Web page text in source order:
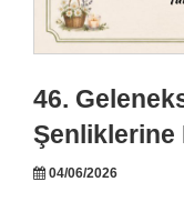
46.
Şenliklerine
04/06/2026